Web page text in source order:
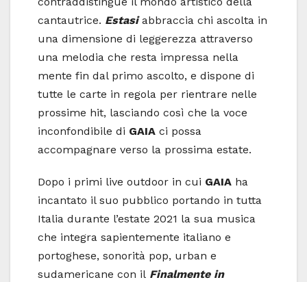
cantautrice. Estasiabbraccia chi ascolta in
una dimensione di leggerezza attraverso
una melodia che resta impressa nella
mente fin dal primo ascolto, e dispone di
tutte le carte in regola per rientrare nelle
prossime hit, lasciando così che la voce
inconfondibile di GAIA ci possa
accompagnare verso la prossima estate.
Dopo i primi live outdoor in cui GAIA ha
incantato il suo pubblico portando in tutta
Italia durante l’estate 2021 la sua musica
che integra sapientemente italiano e
portoghese, sonorità pop, urban e
sudamericane con il Finalmente in